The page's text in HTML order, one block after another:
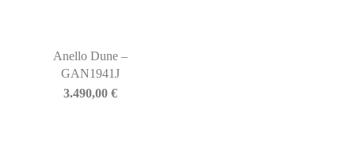
Anello Dune –
GAN1941J
3.490,00 €